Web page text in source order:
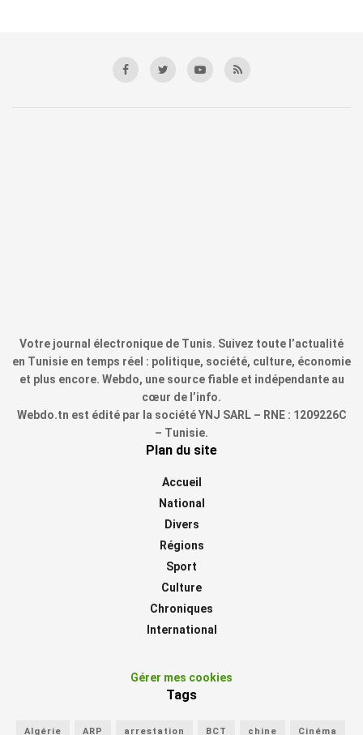
Votre journal électronique de Tunis. Suivez toute l’actualité
en Tunisie en temps réel : politique, société, culture, économie
et plus encore. Webdo, une source fiable et indépendante au
cœur de l’info.
Webdo.tn est édité par la société YNJ SARL – RNE : 1209226C
– Tunisie.
Plan du site
Accueil
National
Divers
Régions
Sport
Culture
Chroniques
International
Gérer mes cookies
Tags
Algérie ARP arrestation BCT chine Cinéma